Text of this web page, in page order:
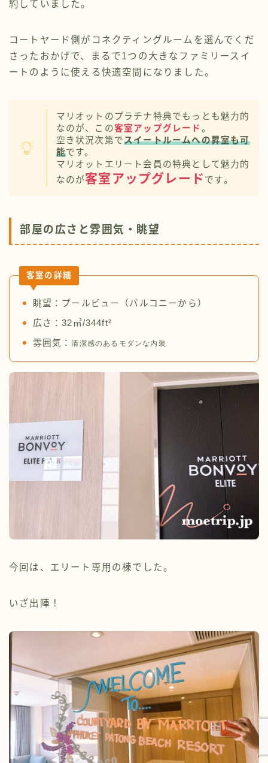
約していました。
コートヤード側がコネクティングルームを選んでくだ
さったおかげで、まるで1つの大きなファミリースイ
ートのように使える快適空間になりました。
マリオットのプラチナ特典でもっとも魅力的
なのが、この客室アップグレード 。
空き状況次第でスイートルームへの昇室も可
能です。
マリオットエリート会員の特典として魅力的
なのが客室アップグレード です。
部屋の広さと雰囲気・眺望
客室の詳細
眺望：プールビュー（バルコニーから）
広さ：32㎡/344ft²
雰囲気：清潔感のあるモダンな内装
今回は、エリート専用の棟でした。
いざ出陣！